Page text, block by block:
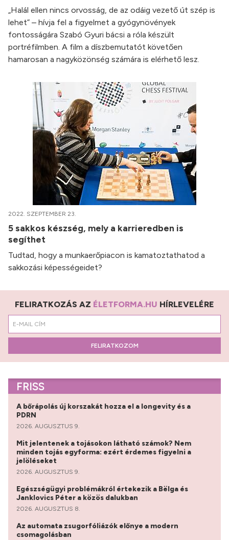
„Halál ellen nincs orvosság, de az odáig vezető út szép is
lehet” – hívja fel a figyelmet a gyógynövények
fontosságára Szabó Gyuri bácsi a róla készült
portréfilmben. A film a díszbemutatót követően
hamarosan a nagyközönség számára is elérhető lesz.
2022. SZEPTEMBER 23.
5 sakkos készség, mely a karrieredben is
segíthet
Tudtad, hogy a munkaerőpiacon is kamatoztathatod a
sakkozási képességeidet?
FELIRATKOZÁS AZ ÉLETFORMA.HU HÍRLEVELÉRE
FELIRATKOZOM
FRISS
A bőrápolás új korszakát hozza el a longevity és a
PDRN
2026. AUGUSZTUS 9.
Mit jelentenek a tojásokon látható számok? Nem
minden tojás egyforma: ezért érdemes figyelni a
jelöléseket
2026. AUGUSZTUS 9.
Egészségügyi problémákról értekezik a Bëlga és
Janklovics Péter a közös dalukban
2026. AUGUSZTUS 8.
Az automata zsugorfóliázók előnye a modern
csomagolásban